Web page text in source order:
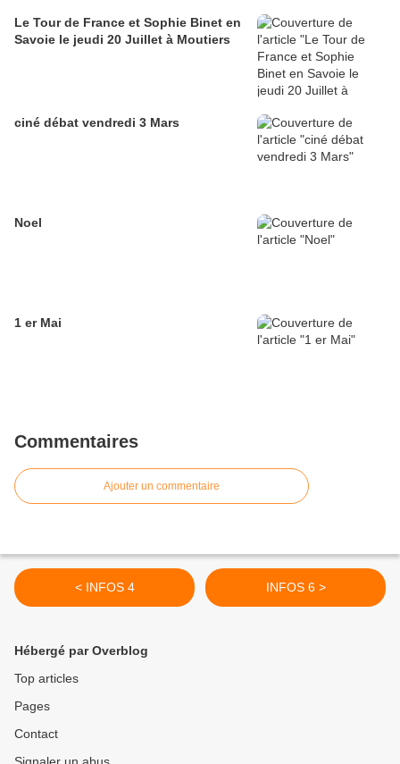
Le Tour de France et Sophie Binet en
Savoie le jeudi 20 Juillet à Moutiers
ciné débat vendredi 3 Mars
Noel
1 er Mai
Commentaires
Ajouter un commentaire
< INFOS 4 INFOS 6 >
Hébergé par Overblog
Top articles
Pages
Contact